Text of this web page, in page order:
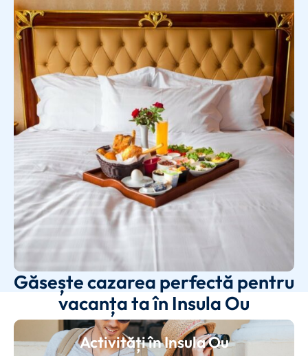
Găsește cazarea perfectă pentru
vacanța ta în Insula Ou
Activități în Insula Ou